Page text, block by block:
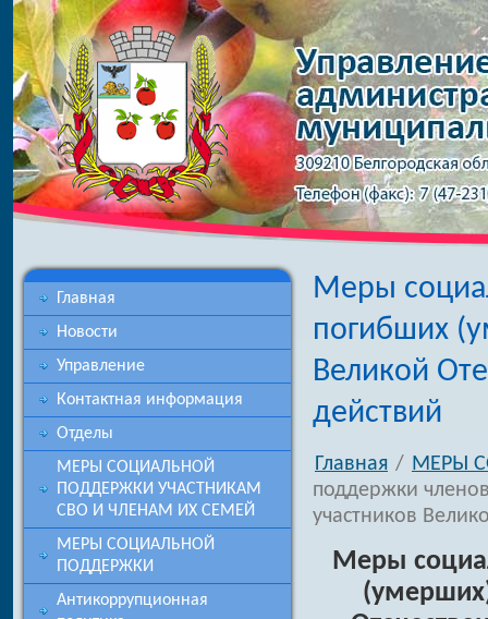
Главная
Новости
Управление
Контактная информация
Отделы
МЕРЫ СОЦИАЛЬНОЙ
ПОДДЕРЖКИ УЧАСТНИКАМ
СВО И ЧЛЕНАМ ИХ СЕМЕЙ
МЕРЫ СОЦИАЛЬНОЙ
ПОДДЕРЖКИ
Антикоррупционная
Меры
погибших
Великой
действий
Главная / МЕРЫ
поддержки
участников
Меры